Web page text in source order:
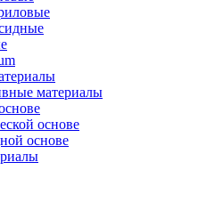
материалы
основе
основе